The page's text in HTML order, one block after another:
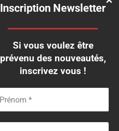
Inscription Newsletter
Si vous voulez être
prévenu des nouveautés,
inscrivez vous !